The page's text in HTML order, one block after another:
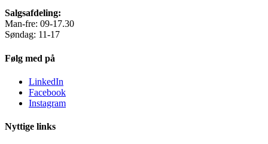
Salgsafdeling:
Man-fre: 09-17.30
Søndag: 11-17
Følg med på
LinkedIn
Facebook
Instagram
Nyttige links